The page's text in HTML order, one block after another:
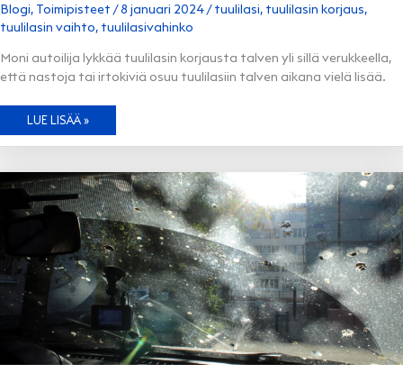
Blogi, Toimipisteet /8 januari 2024/tuulilasi, tuulilasin korjaus,
tuulilasin vaihto, tuulilasivahinko
Moni autoilija lykkää tuulilasin korjausta talven yli sillä verukkeella,
että nastoja tai irtokiviä osuu tuulilasiin talven aikana vielä lisää.
KULUNUT
RIKKONAINEN
TURVALLISUUSRISKI
LIIKENTEESSÄ
LUE LISÄÄ »